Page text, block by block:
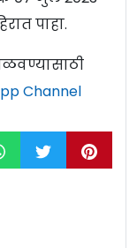
पाहा.
Channel